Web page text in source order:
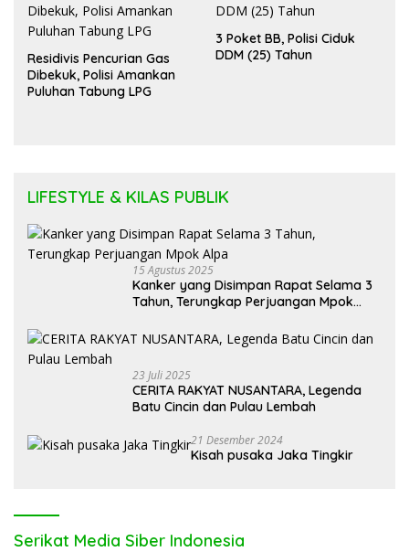
Residivis Pencurian Gas
Dibekuk, Polisi Amankan
Puluhan Tabung LPG
3 Poket BB, Polisi Ciduk
DDM (25) Tahun
LIFESTYLE & KILAS PUBLIK
15 Agustus 2025
Kanker yang Disimpan Rapat Selama 3
Tahun, Terungkap Perjuangan Mpok
23 Juli 2025
CERITA RAKYAT NUSANTARA, Legenda
Batu Cincin dan Pulau Lembah
21 Desember 2024
Kisah pusaka Jaka Tingkir
Serikat Media Siber Indonesia